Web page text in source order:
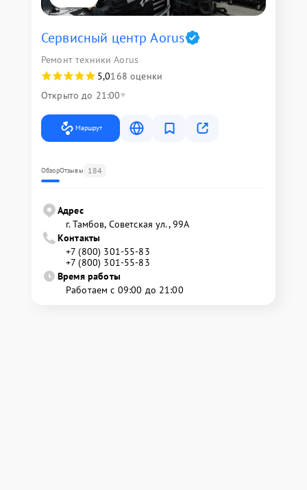
Сервисный центр Aorus
Ремонт техники Aorus
5,0168 оценки
Открыто до 21:00
Маршрут
ОбзорОтзывы 184
Адрес
г. Тамбов, Советская ул., 99А
Контакты
+7 (800) 301-55-83
+7 (800) 301-55-83
Время работы
Работаем с 09:00 до 21:00